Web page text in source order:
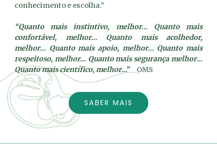
conhecimento e escolha.”
“Quanto mais instintivo, melhor… Quanto mais
confortável, melhor… Quanto mais acolhedor,
melhor… Quanto mais apoio, melhor… Quanto mais
respeitoso, melhor… Quanto mais segurança melhor…
Quanto mais científico, melhor…” OMS
SABER MAIS